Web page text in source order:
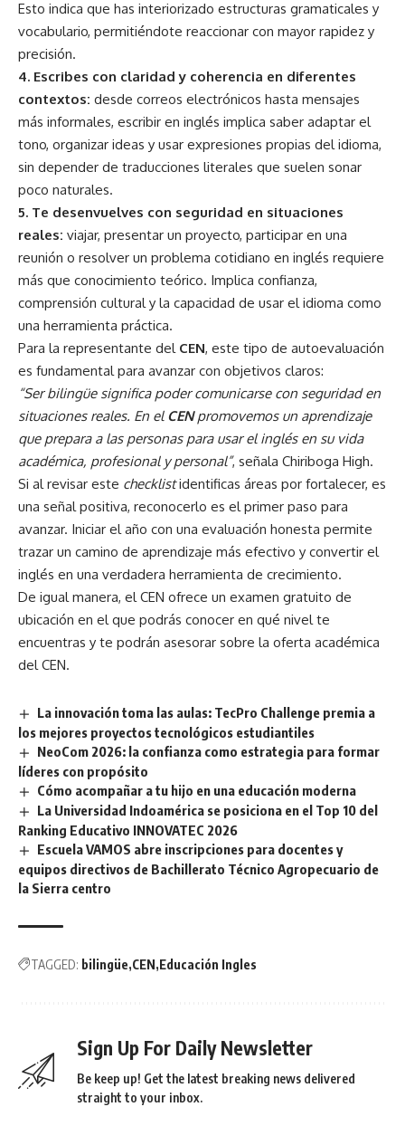
Esto indica que has interiorizado estructuras gramaticales y
vocabulario, permitiéndote reaccionar con mayor rapidez y
precisión.
4. Escribes con claridad y coherencia en diferentes
contextos: desde correos electrónicos hasta mensajes
más informales, escribir en inglés implica saber adaptar el
tono, organizar ideas y usar expresiones propias del idioma,
sin depender de traducciones literales que suelen sonar
poco naturales.
5. Te desenvuelves con seguridad en situaciones
reales: viajar, presentar un proyecto, participar en una
reunión o resolver un problema cotidiano en inglés requiere
más que conocimiento teórico. Implica confianza,
comprensión cultural y la capacidad de usar el idioma como
una herramienta práctica.
Para la representante del CEN, este tipo de autoevaluación
es fundamental para avanzar con objetivos claros:
“Ser bilingüe significa poder comunicarse con seguridad en
situaciones reales. En el CENpromovemos un aprendizaje
que prepara a las personas para usar el inglés en su vida
académica, profesional y personal”, señala Chiriboga High.
Si al revisar este checklistidentificas áreas por fortalecer, es
una señal positiva, reconocerlo es el primer paso para
avanzar. Iniciar el año con una evaluación honesta permite
trazar un camino de aprendizaje más efectivo y convertir el
inglés en una verdadera herramienta de crecimiento.
De igual manera, el CEN ofrece un examen gratuito de
ubicación en el que podrás conocer en qué nivel te
encuentras y te podrán asesorar sobre la oferta académica
del CEN.
La innovación toma las aulas: TecPro Challenge premia a
los mejores proyectos tecnológicos estudiantiles
NeoCom 2026: la confianza como estrategia para formar
líderes con propósito
Cómo acompañar a tu hijo en una educación moderna
La Universidad Indoamérica se posiciona en el Top 10 del
Ranking Educativo INNOVATEC 2026
Escuela VAMOS abre inscripciones para docentes y
equipos directivos de Bachillerato Técnico Agropecuario de
la Sierra centro
TAGGED: bilingüe CEN Educación Ingles
Sign Up For Daily Newsletter
Be keep up! Get the latest breaking news delivered
straight to your inbox.